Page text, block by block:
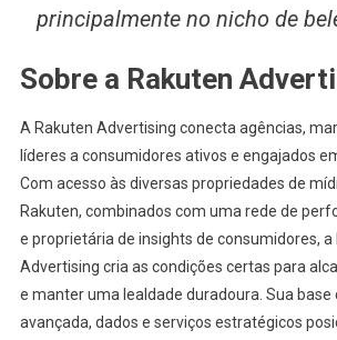
principalmente no nicho de
Sobre a Rakuten
A Rakuten Advertising conecta agências,
líderes a consumidores ativos e engajados
Com acesso às diversas propriedades de
Rakuten, combinados com uma rede de
e proprietária de insights de consumidores, a
Advertising cria as condições certas para
e manter uma lealdade duradoura. Sua base
avançada, dados e serviços estratégicos